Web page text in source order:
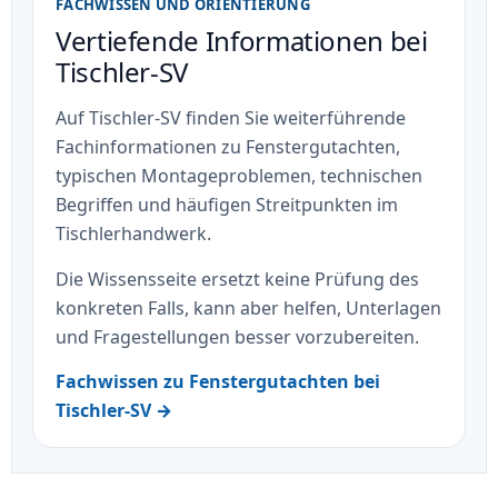
FACHWISSEN UND ORIENTIERUNG
Vertiefende Informationen bei
Tischler-SV
Auf Tischler-SV finden Sie weiterführende
Fachinformationen zu Fenstergutachten,
typischen Montageproblemen, technischen
Begriffen und häufigen Streitpunkten im
Tischlerhandwerk.
Die Wissensseite ersetzt keine Prüfung des
konkreten Falls, kann aber helfen, Unterlagen
und Fragestellungen besser vorzubereiten.
Fachwissen zu Fenstergutachten bei
Tischler-SV →